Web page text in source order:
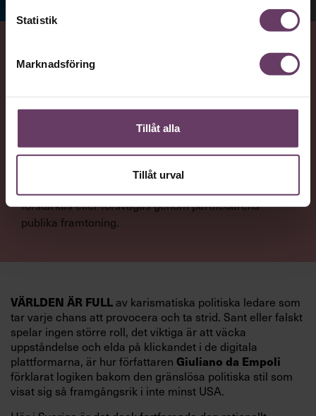
Statistik
Marknadsföring
Tillåt alla
Tillåt urval
VAD
förstärkas eller försvagas genom partiledarens
publika framtoning.
Jenny Madestam, docent i statsvetenskap.
VÄRLDEN ÄR FULLav karismatiska politiska ledare som
tar varje chans att provocera och ta strid. Sant eller falskt
spelar ingen större roll, det viktiga är att väcka
uppståndelse och elda på klickandet i de digitala
plattformarna, är hur författaren Giuliano da Empoli
förklarat logiken bakom den gränslösa politiska stil som
visat sig så framgångsrik i inte minst USA.